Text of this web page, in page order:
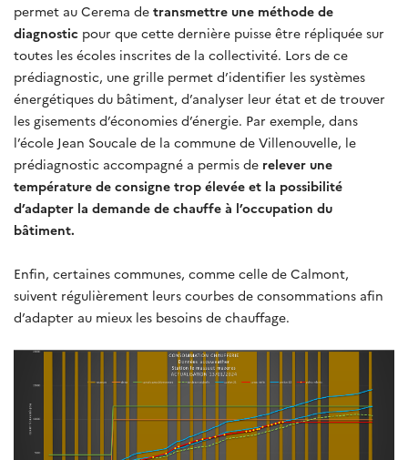
permet au Cerema de transmettre une méthode de
diagnostic pour que cette dernière puisse être répliquée sur
toutes les écoles inscrites de la collectivité. Lors de ce
prédiagnostic, une grille permet d’identifier les systèmes
énergétiques du bâtiment, d’analyser leur état et de trouver
les gisements d’économies d’énergie. Par exemple, dans
l’école Jean Soucale de la commune de Villenouvelle, le
prédiagnostic accompagné a permis de relever une
température de consigne trop élevée et la possibilité
d’adapter la demande de chauffe à l’occupation du
bâtiment.
Enfin, certaines communes, comme celle de Calmont,
suivent régulièrement leurs courbes de consommations afin
d’adapter au mieux les besoins de chauffage.